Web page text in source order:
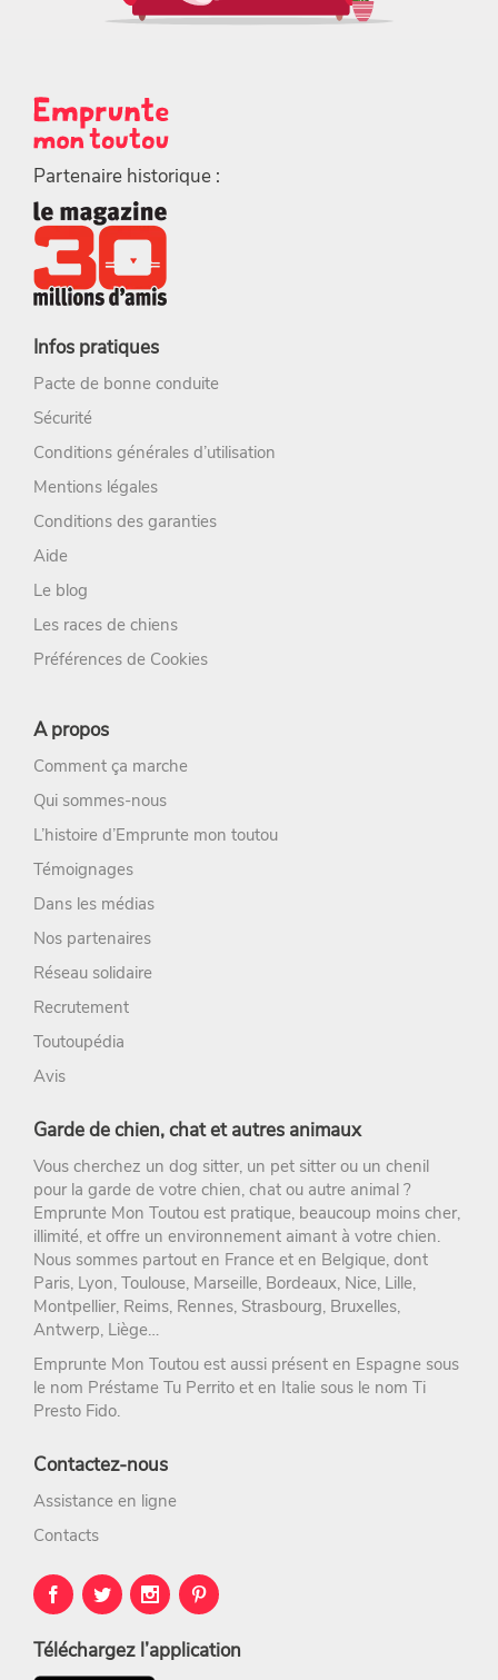
Partenaire historique :
Infos pratiques
Pacte de bonne conduite
Sécurité
Conditions générales d’utilisation
Mentions légales
Conditions des garanties
Aide
Le blog
Les races de chiens
Préférences de Cookies
A propos
Comment ça marche
Qui sommes-nous
L’histoire d’Emprunte mon toutou
Témoignages
Dans les médias
Nos partenaires
Réseau solidaire
Recrutement
Toutoupédia
Avis
Garde de chien, chat et autres animaux
Vous cherchez un dog sitter, un pet sitter ou un chenil
pour la garde de votre chien, chat ou autre animal ?
Emprunte Mon Toutou est pratique, beaucoup moins cher,
illimité, et offre un environnement aimant à votre chien.
Nous sommes partout en France et en Belgique, dont
Paris, Lyon, Toulouse, Marseille, Bordeaux, Nice, Lille,
Montpellier, Reims, Rennes, Strasbourg, Bruxelles,
Antwerp, Liège…
Emprunte Mon Toutou est aussi présent en Espagne sous
le nom Préstame Tu Perrito et en Italie sous le nom Ti
Presto Fido.
Contactez-nous
Assistance en ligne
Contacts
Téléchargez l’application